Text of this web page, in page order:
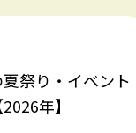
祭り・イベント
年】